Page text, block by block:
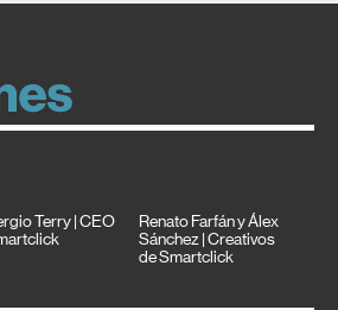
Terry | CEO
Renato Farfán y Álex
Sánchez | Creativos
de Smartclick